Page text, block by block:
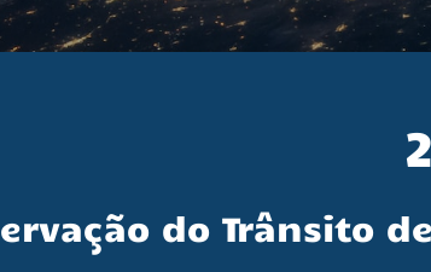
do Trânsito